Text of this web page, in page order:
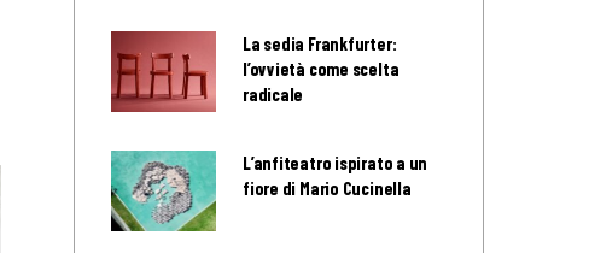
La sedia Frankfurter:
l’ovvietà come scelta
radicale
L’anfiteatro ispirato a un
fiore di Mario Cucinella